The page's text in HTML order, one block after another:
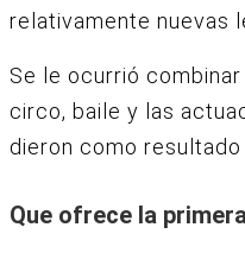
relativamente nuevas
Se le ocurrió
circo, baile y las
dieron como
Que ofrece la